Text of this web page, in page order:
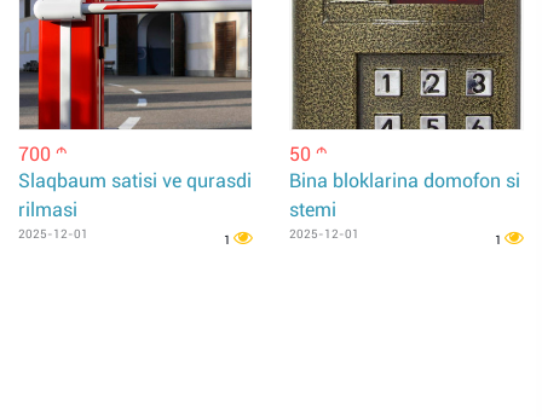
700 m
Slaqbaum satisi ve qurasdi
rilmasi
2025-12-01 1
50 m
Bina bloklarina domofon si
stemi
2025-12-01 1